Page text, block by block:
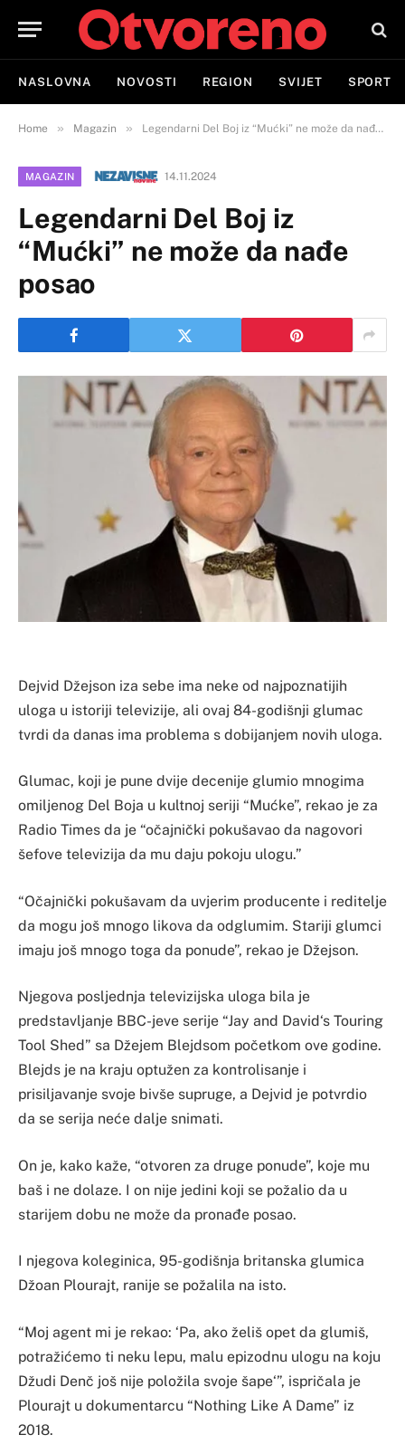
NASLOVNA NOVOSTI REGION SVIJET SPORT
Home » Magazin » Legendarni Del Boj iz “Mućki” ne može da nađe posao
MAGAZIN 14.11.2024
Legendarni Del Boj iz
“Mućki” ne može da nađe
posao
Dejvid Džejson iza sebe ima neke od najpoznatijih
uloga u istoriji televizije, ali ovaj 84-godišnji glumac
tvrdi da danas ima problema s dobijanjem novih uloga.
Glumac, koji je pune dvije decenije glumio mnogima
omiljenog Del Boja u kultnoj seriji “Mućke”, rekao je za
Radio Times da je “očajnički pokušavao da nagovori
šefove televizija da mu daju pokoju ulogu.”
“Očajnički pokušavam da uvjerim producente i reditelje
da mogu još mnogo likova da odglumim. Stariji glumci
imaju još mnogo toga da ponude”, rekao je Džejson.
Njegova posljednja televizijska uloga bila je
predstavljanje BBC-jeve serije “Jay and David‘s Touring
Tool Shed” sa Džejem Blejdsom početkom ove godine.
Blejds je na kraju optužen za kontrolisanje i
prisiljavanje svoje bivše supruge, a Dejvid je potvrdio
da se serija neće dalje snimati.
On je, kako kaže, “otvoren za druge ponude”, koje mu
baš i ne dolaze. I on nije jedini koji se požalio da u
starijem dobu ne može da pronađe posao.
I njegova koleginica, 95-godišnja britanska glumica
Džoan Plourajt, ranije se požalila na isto.
“Moj agent mi je rekao: ‘Pa, ako želiš opet da glumiš,
potražićemo ti neku lepu, malu epizodnu ulogu na koju
Džudi Denč još nije položila svoje šape‘”, ispričala je
Plourajt u dokumentarcu “Nothing Like A Dame” iz
2018.